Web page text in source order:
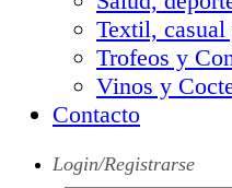
Textil,
Trofeos y
Vinos y
Contacto
Login/Registrarse